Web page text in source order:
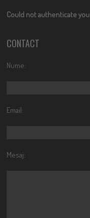
Could not authenticate
CONTACT
Nume:
Email:
Mesaj: